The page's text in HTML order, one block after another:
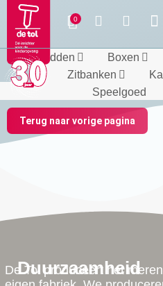
Bedden Boxen
Zitbanken
Speelgoed
Terug naar vorige pagina
Duurzaamheid
De Tol produceert het